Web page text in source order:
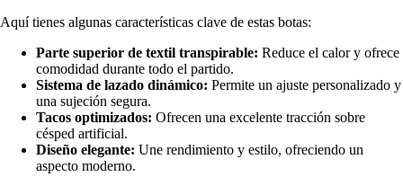
Aquí tienes algunas características clave de estas botas:
Parte superior de textil transpirable: Reduce el calor y ofrece
comodidad durante todo el partido.
Sistema de lazado dinámico: Permite un ajuste personalizado y
una sujeción segura.
Tacos optimizados: Ofrecen una excelente tracción sobre
césped artificial.
Diseño elegante: Une rendimiento y estilo, ofreciendo un
aspecto moderno.